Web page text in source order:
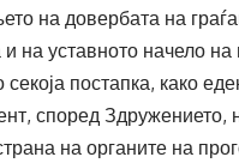
на довербата на
на уставното начело
постапка, како
според Здружението,
на органите на